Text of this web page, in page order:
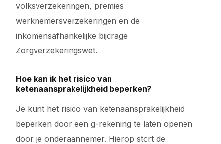
volksverzekeringen, premies
werknemersverzekeringen en de
inkomensafhankelijke bijdrage
Zorgverzekeringswet.
Hoe kan ik het risico van
ketenaansprakelijkheid beperken?
Je kunt het risico van ketenaansprakelijkheid
beperken door een g-rekening te laten openen
door je onderaannemer. Hierop stort de